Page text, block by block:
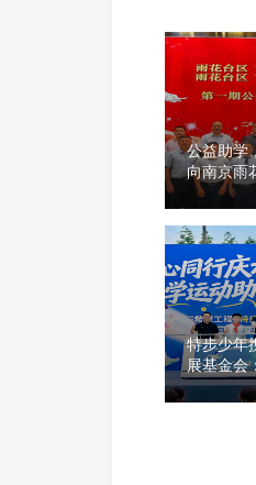
公益助学
向南京雨
习系统
特步少年
展基金会
传递公益